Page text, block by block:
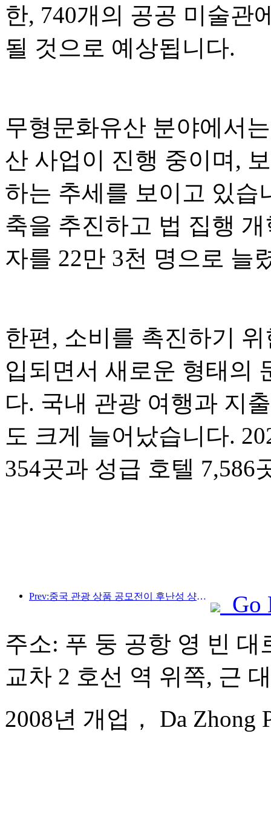
한, 740개의 공공 미술관
될 것으로 예상됩니다.
무형문화유산 분야에서
산 사업이 진행 중이며,
하는 추세를 보이고 있습
축을 추진하고 법 집행
자를 22만 3천 명으로 늘
한편, 소비를 촉진하기
입되면서 새로운 형태의
다. 국내 관광 여행과 지
도 크게 늘어났습니다.
354곳과 성급 호텔 7,586
Prev:중국 관광 상품 공모전이 후난성 샹탄에서 성공적으로 개최되었습니다.
Go
주소: 푸 둥 공항 영 빈 대
교차 2 호선 역 위쪽, 근
2008년 개업， Da Zhong